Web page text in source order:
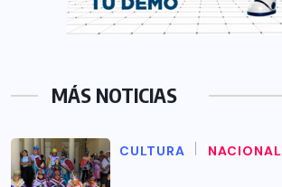
MÁS NOTICIAS
CULTURA NACIONAL